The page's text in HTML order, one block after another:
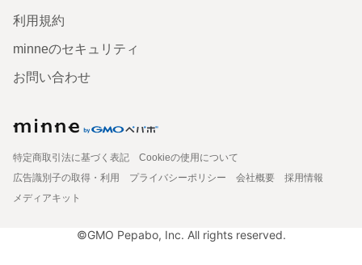
利用規約
minneのセキュリティ
お問い合わせ
特定商取引法に基づく表記
Cookieの使用について
広告識別子の取得・利用
プライバシーポリシー 会社概要
採用情報
メディアキット
©GMO Pepabo, Inc. All rights reserved.